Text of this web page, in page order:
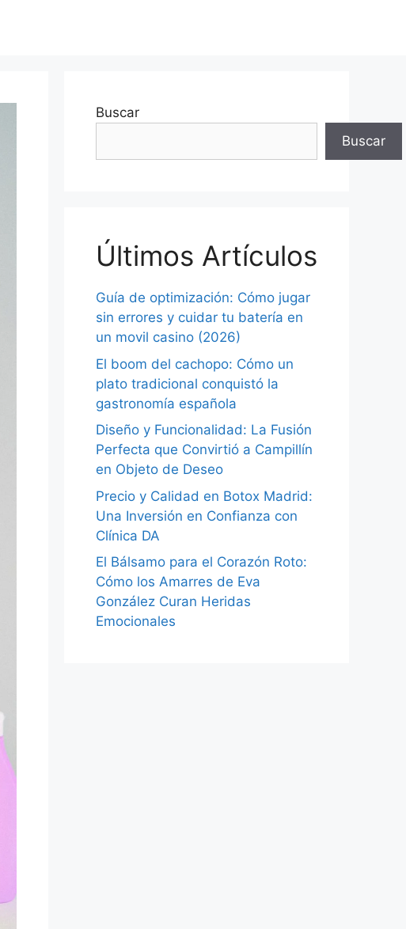
Buscar
Buscar
Últimos Artículos
Guía de optimización: Cómo jugar
sin errores y cuidar tu batería en
un movil casino (2026)
El boom del cachopo: Cómo un
plato tradicional conquistó la
gastronomía española
Diseño y Funcionalidad: La Fusión
Perfecta que Convirtió a Campillín
en Objeto de Deseo
Precio y Calidad en Botox Madrid:
Una Inversión en Confianza con
Clínica DA
El Bálsamo para el Corazón Roto:
Cómo los Amarres de Eva
González Curan Heridas
Emocionales